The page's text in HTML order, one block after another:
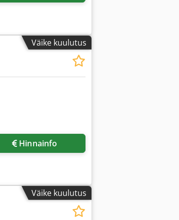
Väike kuulutus
Hinnainfo
Väike kuulutus